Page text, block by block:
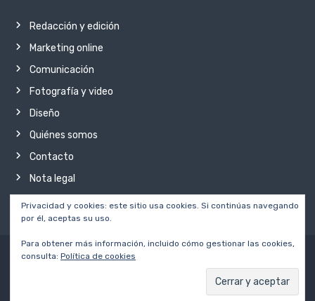
Redacción y edición
Marketing online
Comunicación
Fotografía y video
Diseño
Quiénes somos
Contacto
Nota legal
Copyright © 2026diVisibles.
Comunicación
Contacto Nota legal
Privacidad y cookies: este sitio usa cookies. Si continúas navegando
por él, aceptas su uso.
Para obtener más información, incluido cómo gestionar las cookies,
consulta: Política de cookies